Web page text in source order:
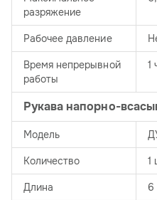
разряжение
Рабочее давление
Время непрерывной
работы
1
Рукава напорно-
Модель
Количество 1
Длина 6